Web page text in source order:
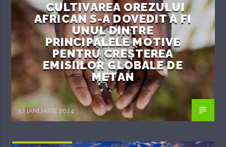
CULTIVAREA OREZULUI
AFRICAN S-A DOVEDIT A FI
UNUL DINTRE
PRINCIPALELE MOTIVE
PENTRU CREȘTEREA
EMISIILOR GLOBALE DE
METAN
EcoFM
12 IANUARIE 2024